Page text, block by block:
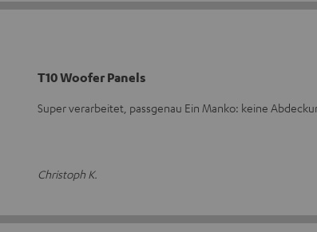
T10 Woofer Panels
Super verarbeitet, passgenau Ein Manko: keine
Christoph K.